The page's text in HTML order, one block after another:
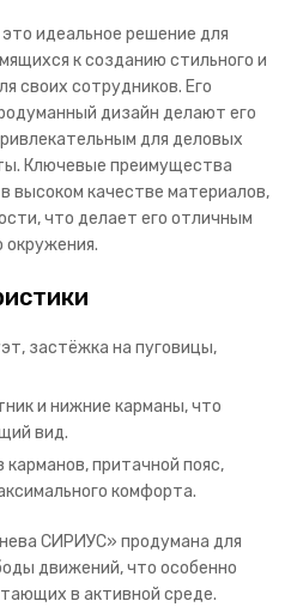
идеальное решение для
к созданию стильного и
своих сотрудников. Его
дизайн делают его
для деловых
Ключевые преимущества
высоком качестве материалов,
что делает его отличным
окружения.
застёжка на пуговицы,
и нижние карманы, что
вид.
карманов, притачной пояс,
комфорта.
СИРИУС» продумана для
движений, что особенно
в активной среде.